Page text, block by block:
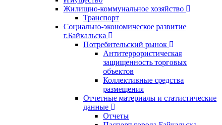
Жилищно-коммунальное хозяйство
Транспорт
Социально-экономическое развитие
г.Байкальска
Потребительский рынок
Антитеррористическая
защищенность торговых
объектов
Коллективные средства
размещения
Отчетные материалы и статистические
данные
Отчеты